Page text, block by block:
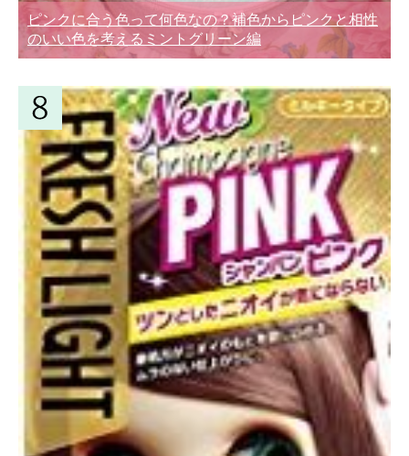
ピンクに合う色って何色なの？補色からピンクと相性
のいい色を考えるミントグリーン編